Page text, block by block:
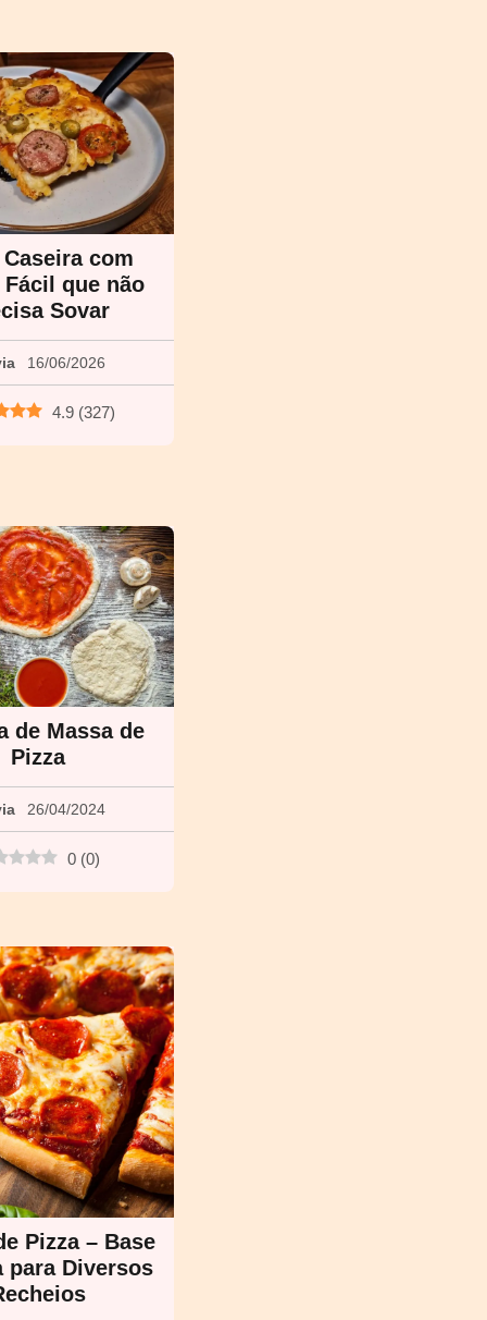
Caseira com
Fácil que não
Sovar
16/06/2026
4.9 (327)
de Massa de
Pizza
26/04/2024
0 (0)
Pizza – Base
para Diversos